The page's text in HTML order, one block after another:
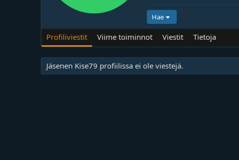
Hae
Profiliviestit Viime toiminnot Viestit Tietoja
Jäsenen Kise79 profiilissa ei ole viestejä.